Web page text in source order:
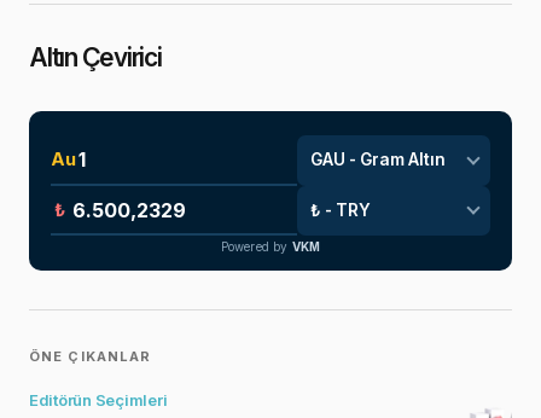
Altın Çevirici
Au
₺
Powered by VKM
ÖNE ÇIKANLAR
Editörün Seçimleri